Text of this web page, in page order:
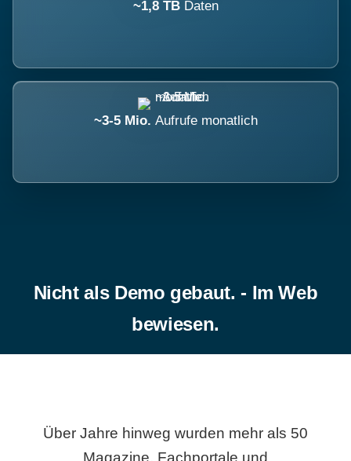
~1,8 TB Daten
~3-5 Mio. Aufrufe monatlich
Nicht als Demo gebaut. - Im Web
bewiesen.
Über Jahre hinweg wurden mehr als 50
Magazine, Fachportale und